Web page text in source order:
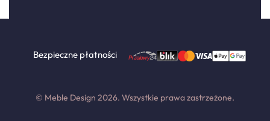
Kontakt
Bezpieczne płatności
© Meble Design 2026. Wszystkie prawa zastrzeżone.